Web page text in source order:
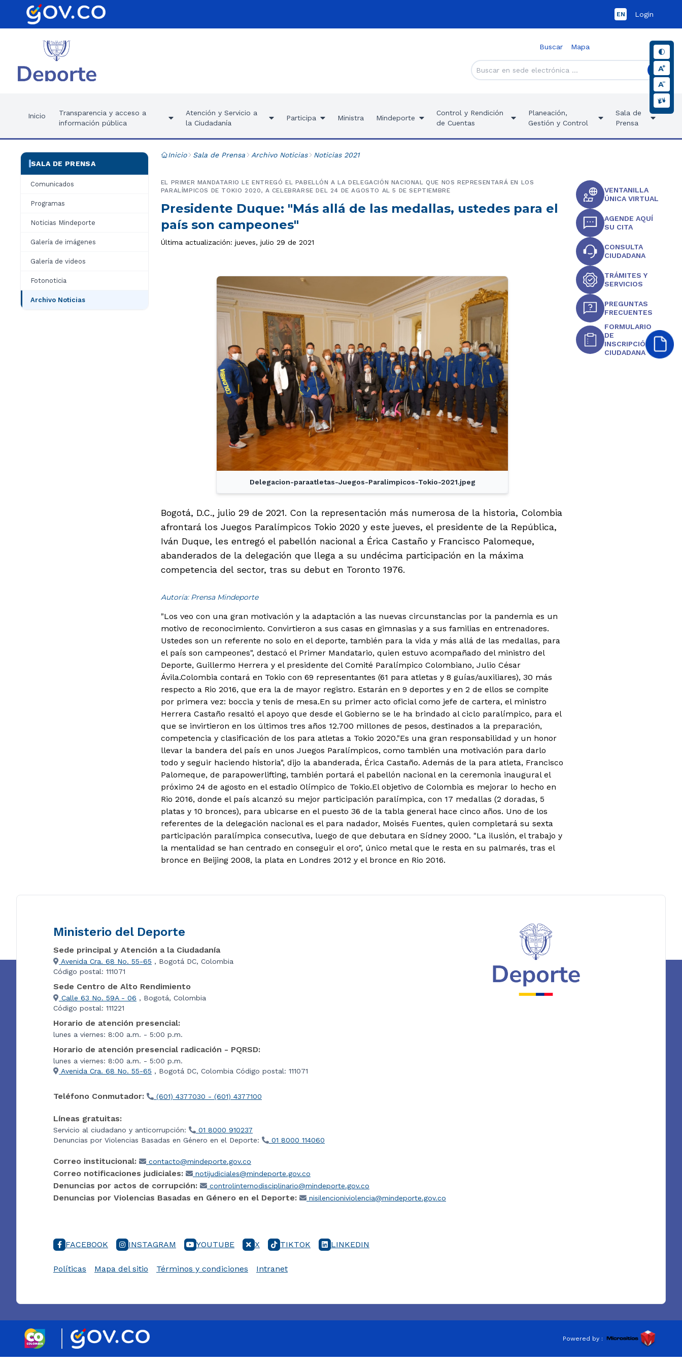
EN Login
Buscar Mapa
Inicio
Transparencia y acceso a
información pública
Atención y Servicio a
la Ciudadanía
Participa Ministra Mindeporte
Control y Rendición
de Cuentas
Planeación,
Gestión y Control
Sala de
Prensa
SALA DE PRENSA
Comunicados
Programas
Noticias Mindeporte
Galería de imágenes
Galería de videos
Fotonoticia
Archivo Noticias
Inicio Sala de Prensa Archivo Noticias Noticias 2021
Presidente Duque: "Más allá de las medallas, ustedes para el
país son campeones"
EL PRIMER MANDATARIO LE ENTREGÓ EL PABELLÓN A LA DELEGACIÓN NACIONAL QUE NOS REPRESENTARÁ EN LOS
PARALÍMPICOS DE TOKIO 2020, A CELEBRARSE DEL 24 DE AGOSTO AL 5 DE SEPTIEMBRE
Última actualización: jueves, julio 29 de 2021
Delegacion-paraatletas-Juegos-Paralimpicos-Tokio-2021.jpeg
Bogotá, D.C., julio 29 de 2021. Con la representación más numerosa de la historia, Colombia
afrontará los Juegos Paralímpicos Tokio 2020 y este jueves, el presidente de la República,
Iván Duque, les entregó el pabellón nacional a Érica Castaño y Francisco Palomeque,
abanderados de la delegación que llega a su undécima participación en la máxima
competencia del sector, tras su debut en Toronto 1976.
Autoría: Prensa Mindeporte
"Los veo con una gran motivación y la adaptación a las nuevas circunstancias por la pandemia es un
motivo de reconocimiento. Convirtieron a sus casas en gimnasias y a sus familias en entrenadores.
Ustedes son un referente no solo en el deporte, también para la vida y más allá de las medallas, para
el país son campeones", destacó el Primer Mandatario, quien estuvo acompañado del ministro del
Deporte, Guillermo Herrera y el presidente del Comité Paralímpico Colombiano, Julio César
Ávila.Colombia contará en Tokio con 69 representantes (61 para atletas y 8 guías/auxiliares), 30 más
respecto a Rio 2016, que era la de mayor registro. Estarán en 9 deportes y en 2 de ellos se compite
por primera vez: boccia y tenis de mesa.En su primer acto oficial como jefe de cartera, el ministro
Herrera Castaño resaltó el apoyo que desde el Gobierno se le ha brindado al ciclo paralímpico, para el
que se invirtieron en los últimos tres años 12.700 millones de pesos, destinados a la preparación,
competencia y clasificación de los para atletas a Tokio 2020."Es una gran responsabilidad y un honor
llevar la bandera del país en unos Juegos Paralímpicos, como también una motivación para darlo
todo y seguir haciendo historia", dijo la abanderada, Érica Castaño. Además de la para atleta, Francisco
Palomeque, de parapowerlifting, también portará el pabellón nacional en la ceremonia inaugural el
próximo 24 de agosto en el estadio Olímpico de Tokio.El objetivo de Colombia es mejorar lo hecho en
Rio 2016, donde el país alcanzó su mejor participación paralímpica, con 17 medallas (2 doradas, 5
platas y 10 bronces), para ubicarse en el puesto 36 de la tabla general hace cinco años. Uno de los
referentes de la delegación nacional es el para nadador, Moisés Fuentes, quien completará su sexta
participación paralímpica consecutiva, luego de que debutara en Sídney 2000. "La ilusión, el trabajo y
la mentalidad se han centrado en conseguir el oro", único metal que le resta en su palmarés, tras el
bronce en Beijing 2008, la plata en Londres 2012 y el bronce en Rio 2016.
VENTANILLA
ÚNICA VIRTUAL
AGENDE AQUÍ
SU CITA
CONSULTA
CIUDADANA
TRÁMITES Y
SERVICIOS
PREGUNTAS
FRECUENTES
FORMULARIO
DE
INSCRIPCIÓN
CIUDADANA
Ministerio del Deporte
Sede principal y Atención a la Ciudadanía
Avenida Cra. 68 No. 55-65 , Bogotá DC, Colombia
Código postal: 111071
Sede Centro de Alto Rendimiento
Calle 63 No. 59A - 06 , Bogotá, Colombia
Código postal: 111221
Horario de atención presencial:
lunes a viernes: 8:00 a.m. - 5:00 p.m.
Horario de atención presencial radicación - PQRSD:
lunes a viernes: 8:00 a.m. - 5:00 p.m.
Avenida Cra. 68 No. 55-65 , Bogotá DC, Colombia Código postal: 111071
Teléfono Conmutador: (601) 4377030 - (601) 4377100
Líneas gratuitas:
Servicio al ciudadano y anticorrupción:
01 8000 910237
Denuncias por Violencias Basadas en Género en el Deporte:
01 8000 114060
Correo institucional: contacto@mindeporte.gov.co
Correo notificaciones judiciales: notijudiciales@mindeporte.gov.co
Denuncias por actos de corrupción: controlinternodisciplinario@mindeporte.gov.co
Denuncias por Violencias Basadas en Género en el Deporte: nisilencioniviolencia@mindeporte.gov.co
FACEBOOK INSTAGRAM YOUTUBE X TIKTOK LINKEDIN
Políticas Mapa del sitio Términos y condiciones Intranet
Powered by :